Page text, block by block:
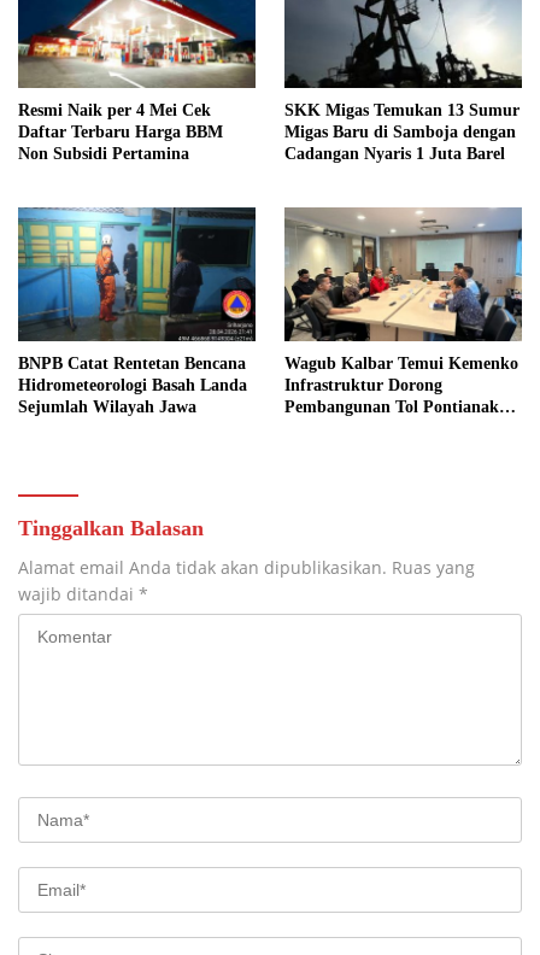
Resmi Naik per 4 Mei Cek
Daftar Terbaru Harga BBM
Non Subsidi Pertamina
SKK Migas Temukan 13 Sumur
Migas Baru di Samboja dengan
Cadangan Nyaris 1 Juta Barel
BNPB Catat Rentetan Bencana
Hidrometeorologi Basah Landa
Sejumlah Wilayah Jawa
Wagub Kalbar Temui Kemenko
Infrastruktur Dorong
Pembangunan Tol Pontianak
Tinggalkan Balasan
Alamat email Anda tidak akan dipublikasikan. Ruas yang
wajib ditandai *